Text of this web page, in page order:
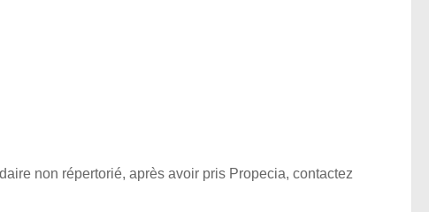
non répertorié, après avoir pris Propecia, contactez